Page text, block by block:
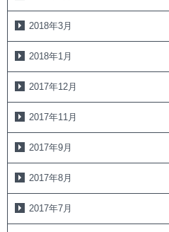
2018年3月
2018年1月
2017年12月
2017年11月
2017年9月
2017年8月
2017年7月